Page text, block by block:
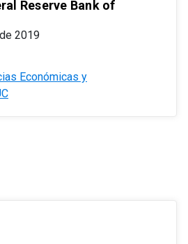
Reserve Bank of
2019
Económicas y